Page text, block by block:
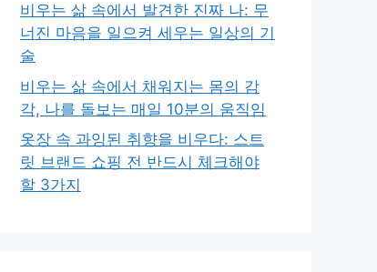
비우는 삶 속에서 발견한 진짜 나: 무
너진 마음을 일으켜 세우는 일상의 기
술
비우는 삶 속에서 채워지는 몸의 감
각, 나를 돌보는 매일 10분의 움직임
옷장 속 과잉된 취향을 비우다: 스트
릿 브랜드 쇼핑 전 반드시 체크해야
할 3가지